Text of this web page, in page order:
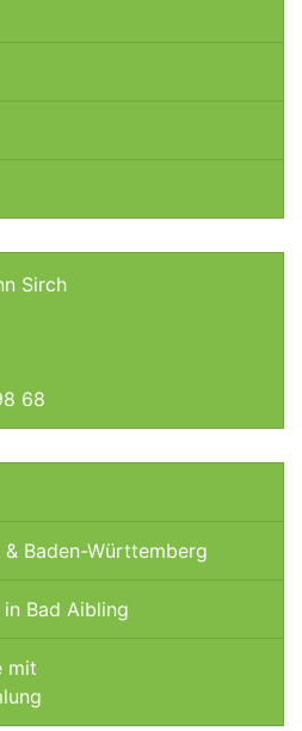
68
Baden-Württemberg
Bad Aibling
mit